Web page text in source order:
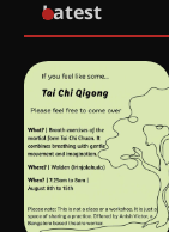
Latest